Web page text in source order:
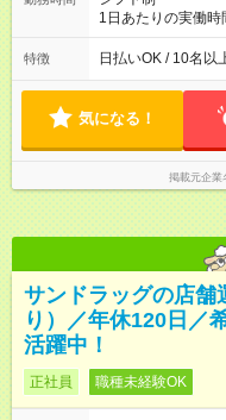
1日あたりの実働
間 シフト例 ・１０
０時００分 ・１２
特徴 日払いOK / 10名以
気になる！
掲載元企業
サンドラッグの店舗
り）／年休120日／
活躍中！
正社員 職種未経験OK